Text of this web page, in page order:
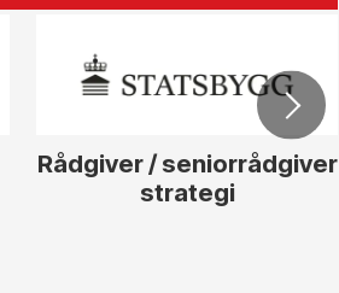
Rådgiver / seniorrådgiver
strategi